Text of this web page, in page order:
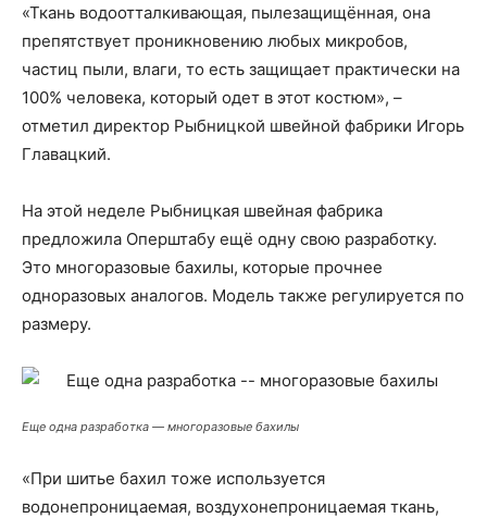
«Ткань водоотталкивающая, пылезащищённая, она
препятствует проникновению любых микробов,
частиц пыли, влаги, то есть защищает практически на
100% человека, который одет в этот костюм», –
отметил директор Рыбницкой швейной фабрики Игорь
Главацкий.
На этой неделе Рыбницкая швейная фабрика
предложила Оперштабу ещё одну свою разработку.
Это многоразовые бахилы, которые прочнее
одноразовых аналогов. Модель также регулируется по
размеру.
Еще одна разработка — многоразовые бахилы
«При шитье бахил тоже используется
водонепроницаемая, воздухонепроницаемая ткань,